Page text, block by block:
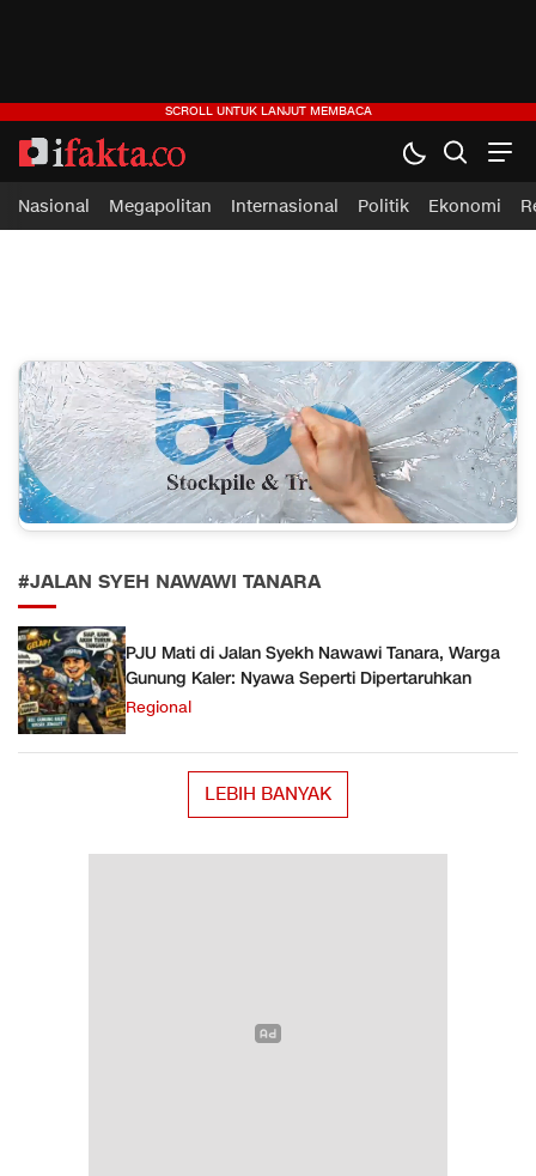
ifakta.co
#pastibenar
Nasional Megapolitan Internasional Politik Ekonomi
#JALAN SYEH NAWAWI TANARA
PJU Mati di Jalan Syekh Nawawi Tanara, Warga
Gunung Kaler: Nyawa Seperti Dipertaruhkan
Regional
LEBIH BANYAK